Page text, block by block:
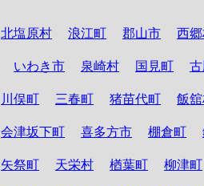
北塩原村 浪江町 郡山市 西
いわき市 泉崎村 国見町
川俣町 三春町 猪苗代町 飯
会津坂下町 喜多方市 棚倉町
矢祭町 天栄村 楢葉町 柳津町